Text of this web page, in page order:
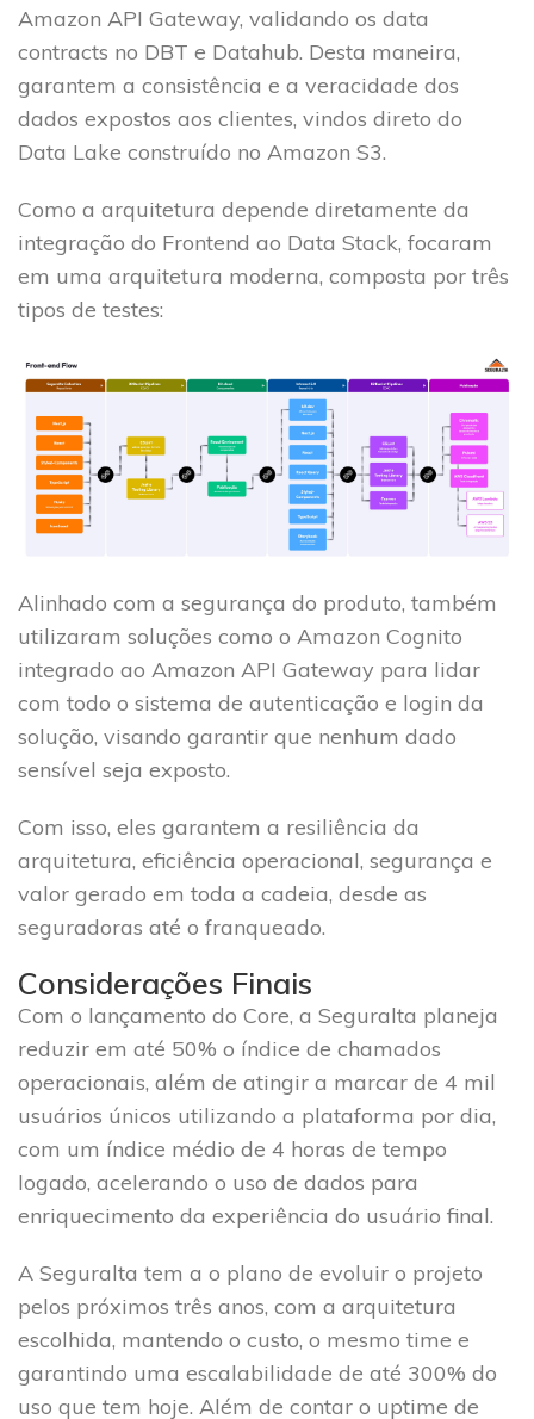
Amazon API Gateway, validando os data
contracts no DBT e Datahub. Desta maneira,
garantem a consistência e a veracidade dos
dados expostos aos clientes, vindos direto do
Data Lake construído no Amazon S3.
Como a arquitetura depende diretamente da
integração do Frontend ao Data Stack, focaram
em uma arquitetura moderna, composta por três
tipos de testes:
Alinhado com a segurança do produto, também
utilizaram soluções como o Amazon Cognito
integrado ao Amazon API Gateway para lidar
com todo o sistema de autenticação e login da
solução, visando garantir que nenhum dado
sensível seja exposto.
Com isso, eles garantem a resiliência da
arquitetura, eficiência operacional, segurança e
valor gerado em toda a cadeia, desde as
seguradoras até o franqueado.
Considerações Finais
Com o lançamento do Core, a Seguralta planeja
reduzir em até 50% o índice de chamados
operacionais, além de atingir a marcar de 4 mil
usuários únicos utilizando a plataforma por dia,
com um índice médio de 4 horas de tempo
logado, acelerando o uso de dados para
enriquecimento da experiência do usuário final.
A Seguralta tem a o plano de evoluir o projeto
pelos próximos três anos, com a arquitetura
escolhida, mantendo o custo, o mesmo time e
garantindo uma escalabilidade de até 300% do
uso que tem hoje. Além de contar o uptime de